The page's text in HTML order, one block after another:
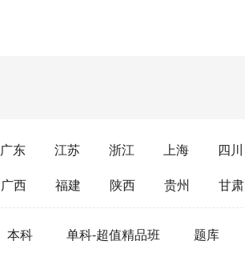
广东 江苏 浙江 上海 四川
广西 福建 陕西 贵州 甘肃
本科 单科-超值精品班 题库